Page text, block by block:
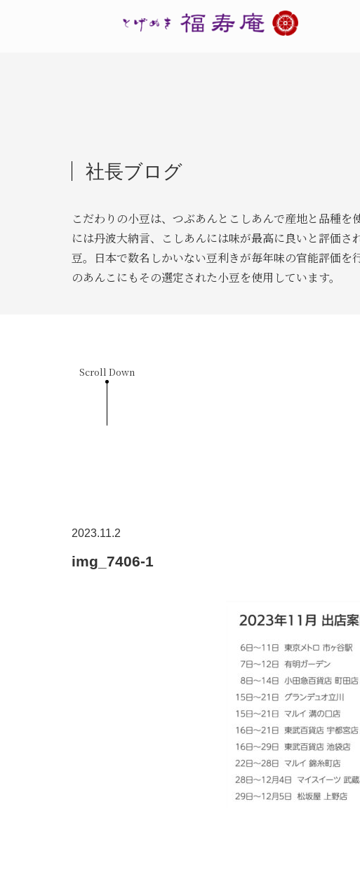
社長ブログ
こだわりの小豆は、つぶあんとこしあんで産地と品種を
には丹波大納言、こしあんには味が最高に良いと評価さ
豆。日本で数名しかいない豆利きが毎年味の官能評価を
のあんこにもその選定された小豆を使用しています。
Scroll Down
2023.11.2
img_7406-1